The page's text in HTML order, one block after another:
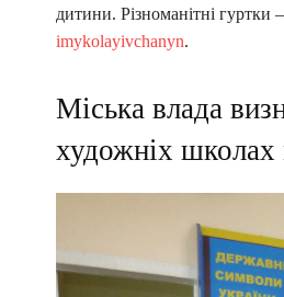
дитини. Різноманітні гуртки
imykolayivchanyn.
Міська влада
художніх школах